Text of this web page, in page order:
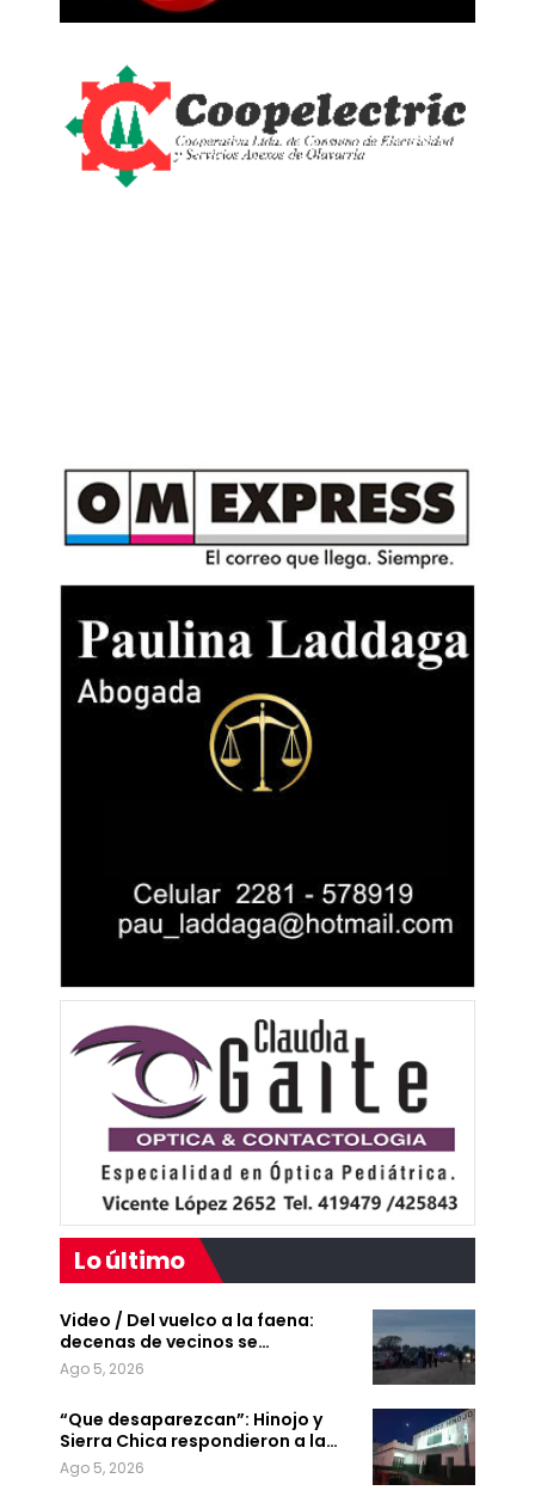
Lo último
Video / Del vuelco a la faena:
decenas de vecinos se…
Ago 5, 2026
“Que desaparezcan”: Hinojo y
Sierra Chica respondieron a la…
Ago 5, 2026